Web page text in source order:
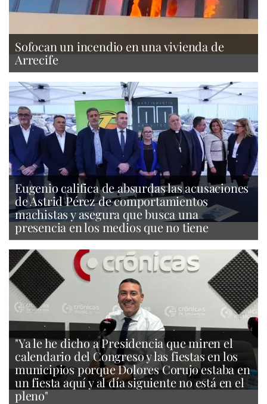
Sofocan un incendio en una vivienda de
Arrecife
Eugenio califica de absurdas las acusaciones
de Astrid Pérez de comportamientos
machistas y asegura que busca una
presencia en los medios que no tiene
"Ya le he dicho a Presidencia que miren el
calendario del Congreso y las fiestas en los
municipios porque Dolores Corujo estaba en
un fiesta aquí y al día siguiente no está en el
pleno"